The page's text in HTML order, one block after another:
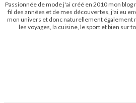
Passionnée de mode j'ai créé en 2010 mon blog
fil des années et de mes découvertes, j'ai eu
mon univers et donc naturellement également
les voyages, la cuisine, le sport et bien sur